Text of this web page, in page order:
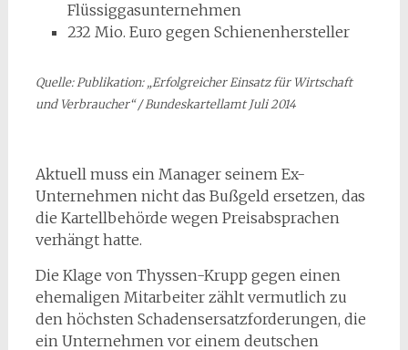
Flüssiggasunternehmen
232 Mio. Euro gegen Schienenhersteller
Quelle: Publikation: „Erfolgreicher Einsatz für Wirtschaft
und Verbraucher“ / Bundeskartellamt Juli 2014
Aktuell muss ein Manager seinem Ex-
Unternehmen nicht das Bußgeld ersetzen, das
die Kartellbehörde wegen Preisabsprachen
verhängt hatte.
Die Klage von Thyssen-Krupp gegen einen
ehemaligen Mitarbeiter zählt vermutlich zu
den höchsten Schadensersatzforderungen, die
ein Unternehmen vor einem deutschen